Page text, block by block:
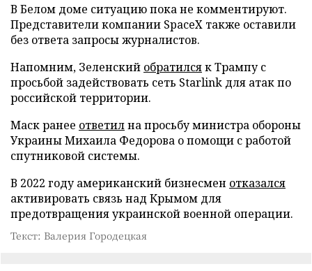
В Белом доме ситуацию пока не комментируют.
Представители компании SpaceX также оставили
без ответа запросы журналистов.
Напомним, Зеленский обратилсяк Трампу с
просьбой задействовать сеть Starlink для атак по
российской территории.
Маск ранее ответилна просьбу министра обороны
Украины Михаила Федорова о помощи с работой
спутниковой системы.
В 2022 году американский бизнесмен отказался
активировать связь над Крымом для
предотвращения украинской военной операции.
Текст: Валерия Городецкая